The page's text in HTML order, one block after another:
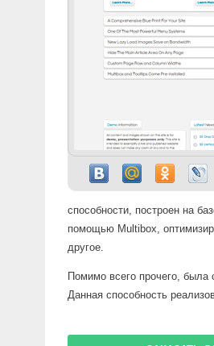
способности, построен на
помощью Multibox,
другое.
Помимо всего прочего, была
Данная способность